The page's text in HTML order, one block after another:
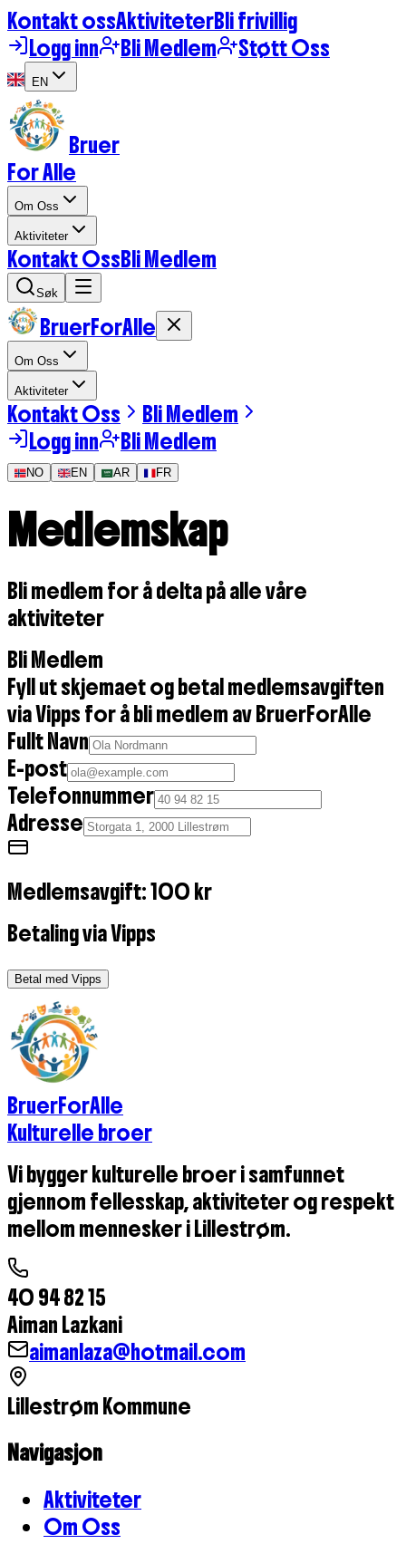
Kontakt ossAktiviteterBli frivillig
Logg inn
Bli Medlem Støtt Oss
EN
Bruer
For Alle
Om Oss
Aktiviteter
Kontakt OssBli Medlem
Søk
BruerForAlle
Om Oss
Aktiviteter
Kontakt Oss
Bli Medlem
Logg inn
Bli Medlem
NO EN AR FR
Medlemskap
Bli medlem for å delta på alle våre
aktiviteter
Bli Medlem
Fyll ut skjemaet og betal medlemsavgiften
via Vipps for å bli medlem av BruerForAlle
Fullt Navn
E-post
Telefonnummer
Adresse
Medlemsavgift: 100 kr
Betaling via Vipps
Betal med Vipps
BruerForAlle
Kulturelle broer
Vi bygger kulturelle broer i samfunnet
gjennom fellesskap, aktiviteter og respekt
mellom mennesker i Lillestrøm.
40 94 82 15
Aiman Lazkani
aimanlaza@hotmail.com
Lillestrøm Kommune
Navigasjon
Aktiviteter
Om Oss